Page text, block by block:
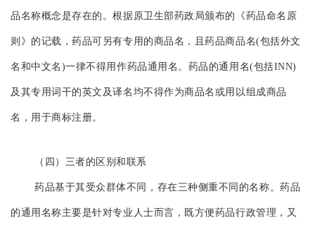
品名称概念是存在的。根据原卫生部药政局颁布的《药品命名原
则》的记载，药品可另有专用的商品名，且药品商品名(包括外文
名和中文名)一律不得用作药品通用名。药品的通用名(包括INN)
及其专用词干的英文及译名均不得作为商品名或用以组成商品
名，用于商标注册。
（四）三者的区别和联系
药品基于其受众群体不同，存在三种侧重不同的名称。药品
的通用名称主要是针对专业人士而言，既方便药品行政管理，又